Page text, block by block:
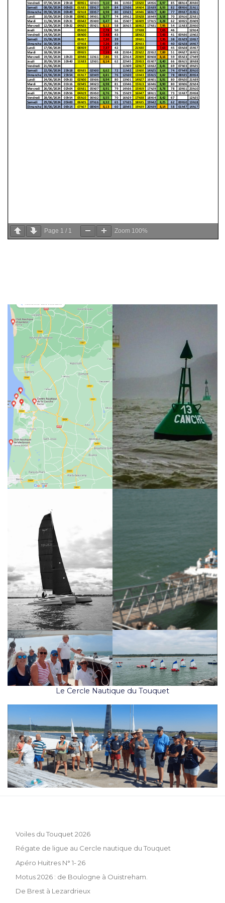
Page 1 / 1 Zoom 100%
Le Cercle Nautique du Touquet
Voiles du Touquet 2026
Régate de ligue au Cercle nautique du Touquet
Apéro Huitres N° 1- 26
Motus 2026 : de Boulogne à Ouistreham.
De Brest à Lezardrieux